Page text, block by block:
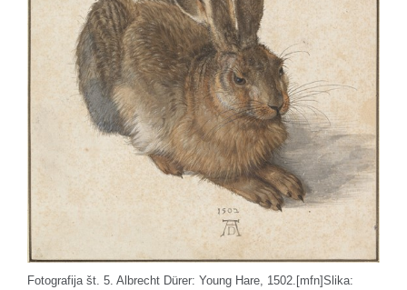
Fotografija št. 5. Albrecht Dürer: Young Hare, 1502.[mfn]Slika: